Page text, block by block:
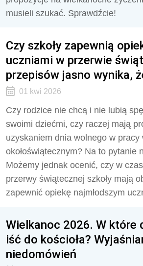
musieli szukać. Sprawdźcie!
Czy szkoły zapewnią
uczniami w przerwie
przepisów jasno wynika,
01 kwi 2026
Czy rodzice nie chcą i nie lubią
swoimi dziećmi, czy raczej mają
uzyskaniem dnia wolnego w pracy
okołoświątecznym? Na to pytanie
Możemy jednak ocenić, czy w
przerwy świątecznej szkoły mają
zapewnić opiekę najmłodszym
Wielkanoc 2026. W które
iść do kościoła?
niedomówień